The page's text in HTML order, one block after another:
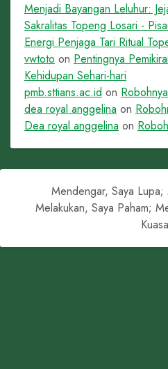
Menjadi Bayangan Leluhur:
Sakralitas Topeng Losari -
Energi Penjaga Tari Ritual
vwtoto on Pentingnya
Kehidupan Sehari-hari
pmb.sttians.ac.id on
dea royal anggelina on
Dea royal anggelina on
Mendengar, Saya Lupa;
Melakukan, Saya Paham;